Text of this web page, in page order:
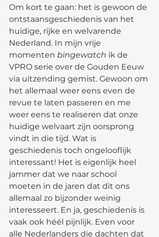
Om kort te gaan: het is gewoon de
ontstaansgeschiedenis van het
huidige, rijke en welvarende
Nederland. In mijn vrije
momenten bingewatch ik de
VPRO serie over de Gouden Eeuw
via uitzending gemist. Gewoon om
het allemaal weer eens even de
revue te laten passeren en me
weer eens te realiseren dat onze
huidige welvaart zijn oorsprong
vindt in die tijd. Wat is
geschiedenis toch ongelooflijk
interessant! Het is eigenlijk heel
jammer dat we naar school
moeten in de jaren dat dit ons
allemaal zo bijzonder weinig
interesseert. En ja, geschiedenis is
vaak ook héél pijnlijk. Even voor
alle Nederlanders die dachten dat